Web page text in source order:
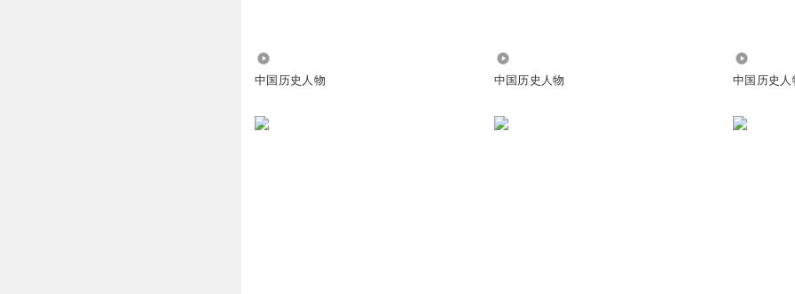
中国历史人物 中国历史人物 中国历史人